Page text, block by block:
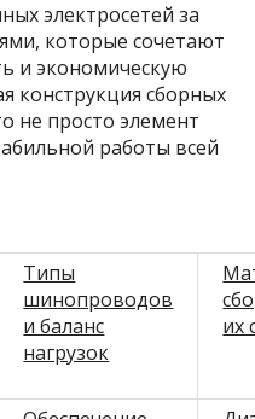
электросетей за
которые сочетают
и экономическую
конструкция сборных
просто элемент
работы всей
Типы
шинопроводов
и баланс
нагрузок
их